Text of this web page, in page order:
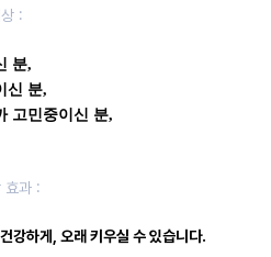
:
분,
신 분,
고민중이신 분,
효과 :
강하게, 오래 키우실 수 있습니다.